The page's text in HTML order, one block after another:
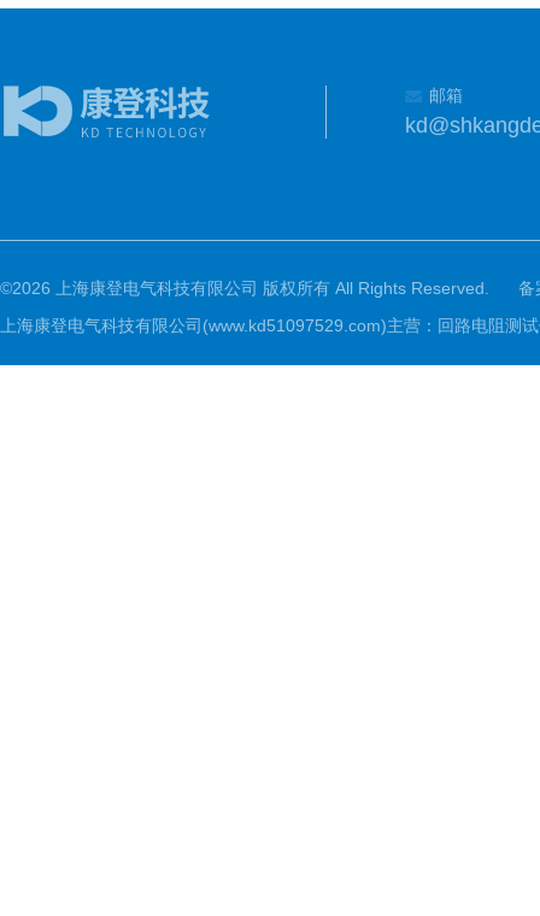
邮箱
©2026 上海康登电气科技有限公司 版权所有 All Rights Reserved.
备
上海康登电气科技有限公司(www.kd51097529.com)主营：回路电阻